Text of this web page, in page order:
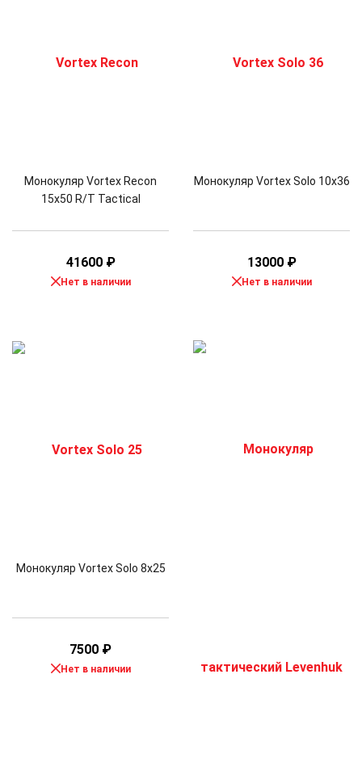
Монокуляр Vortex Recon
15x50 R/T Tactical
41600 ₽
Нет в наличии
Монокуляр Vortex Solo 10х36
13000 ₽
Нет в наличии
Монокуляр Vortex Solo 8x25
7500 ₽
Нет в наличии